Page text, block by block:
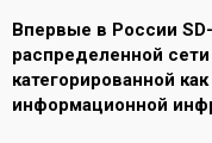
Впервые в России
распределенной
категорированной
информационной